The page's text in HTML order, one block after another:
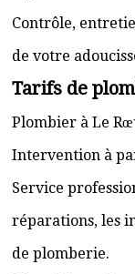
Contrôle,
de votre
Tarifs de
Plombier à Le
Intervention à
Service
réparations, les
de plomberie.